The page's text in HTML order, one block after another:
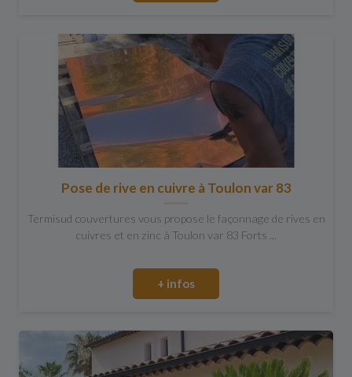
Pose de rive en cuivre à Toulon var 83
Termisud couvertures vous propose le façonnage de rives en
cuivres et en zinc à Toulon var 83 Forts ...
+ infos